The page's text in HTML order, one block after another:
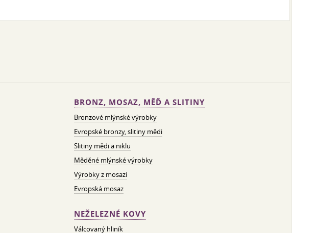
BRONZ, MOSAZ, MĚĎ A SLITINY
Bronzové mlýnské výrobky
Evropské bronzy, slitiny mědi
Slitiny mědi a niklu
Měděné mlýnské výrobky
Výrobky z mosazi
Evropská mosaz
NEŽELEZNÉ KOVY
Válcovaný hliník